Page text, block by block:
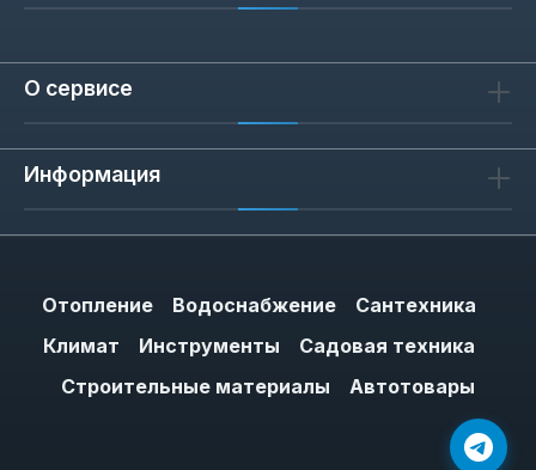
О сервисе
Информация
Отопление Водоснабжение
Сантехника
Климат
Инструменты
Садовая техника
Строительные материалы
Автотовары